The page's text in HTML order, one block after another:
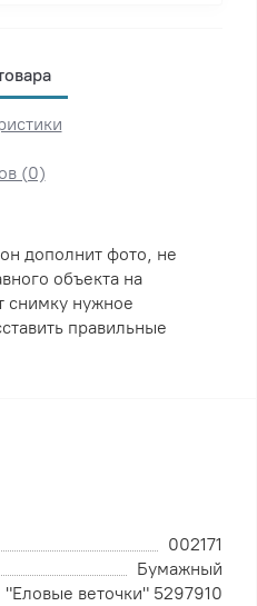
(0)
дополнит фото, не
объекта на
снимку нужное
правильные
002171
Бумажный
"Еловые веточки" 5297910